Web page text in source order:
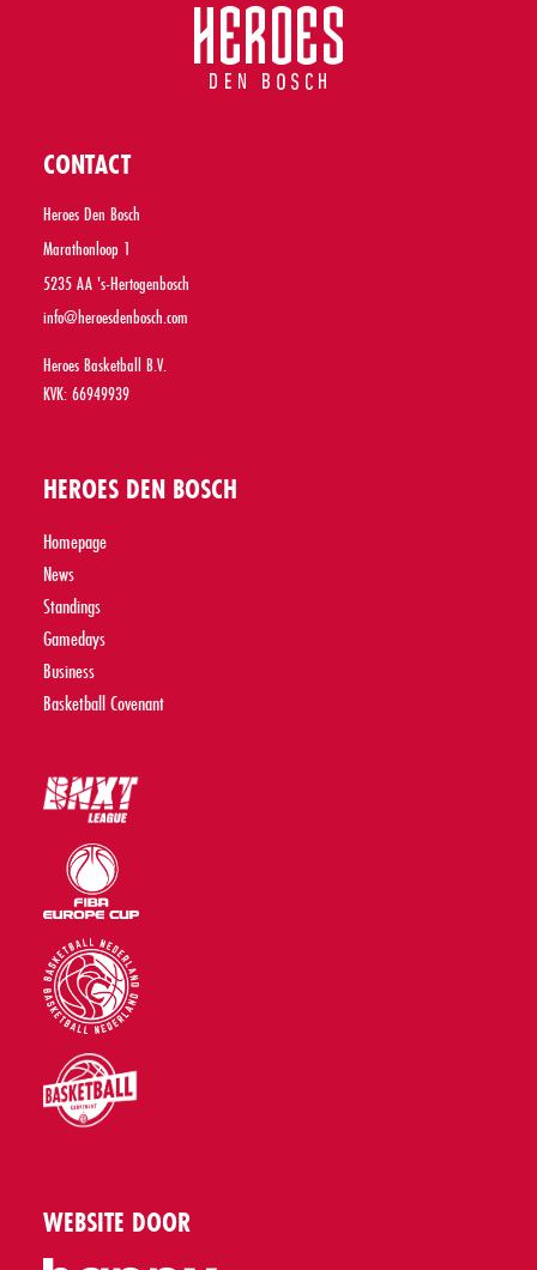
CONTACT
Heroes Den Bosch
Marathonloop 1
5235 AA 's-Hertogenbosch
info@heroesdenbosch.com
Heroes Basketball B.V.
KVK: 66949939
HEROES DEN BOSCH
Homepage
News
Standings
Gamedays
Business
Basketball Covenant
WEBSITE DOOR